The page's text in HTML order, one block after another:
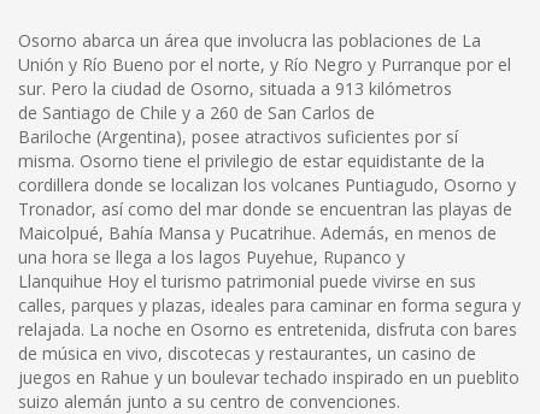
Osorno abarca un área que involucra las poblaciones de La
Unión y Río Bueno por el norte, y Río Negro y Purranque por el
sur. Pero la ciudad de Osorno, situada a 913 kilómetros
de Santiago de Chile y a 260 de San Carlos de
Bariloche (Argentina), posee atractivos suficientes por sí
misma. Osorno tiene el privilegio de estar equidistante de la
cordillera donde se localizan los volcanes Puntiagudo, Osorno y
Tronador, así como del mar donde se encuentran las playas de
Maicolpué, Bahía Mansa y Pucatrihue. Además, en menos de
una hora se llega a los lagos Puyehue, Rupanco y
Llanquihue Hoy el turismo patrimonial puede vivirse en sus
calles, parques y plazas, ideales para caminar en forma segura y
relajada. La noche en Osorno es entretenida, disfruta con bares
de música en vivo, discotecas y restaurantes, un casino de
juegos en Rahue y un boulevar techado inspirado en un pueblito
suizo alemán junto a su centro de convenciones.